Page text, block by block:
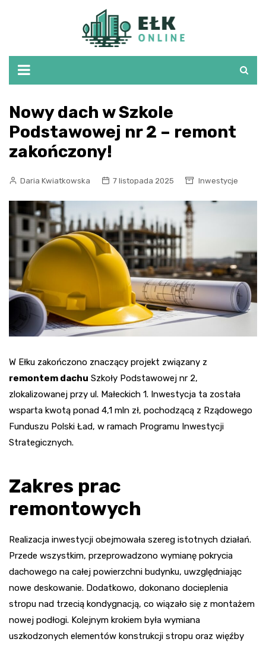
Nowy dach w Szkole
Podstawowej nr 2 – remont
zakończony!
Daria Kwiatkowska 7 listopada 2025 Inwestycje
W Ełku zakończono znaczący projekt związany z
remontem dachu Szkoły Podstawowej nr 2,
zlokalizowanej przy ul. Małeckich 1. Inwestycja ta została
wsparta kwotą ponad 4,1 mln zł, pochodzącą z Rządowego
Funduszu Polski Ład, w ramach Programu Inwestycji
Strategicznych.
Zakres prac
remontowych
Realizacja inwestycji obejmowała szereg istotnych działań.
Przede wszystkim, przeprowadzono wymianę pokrycia
dachowego na całej powierzchni budynku, uwzględniając
nowe deskowanie. Dodatkowo, dokonano docieplenia
stropu nad trzecią kondygnacją, co wiązało się z montażem
nowej podłogi. Kolejnym krokiem była wymiana
uszkodzonych elementów konstrukcji stropu oraz więźby